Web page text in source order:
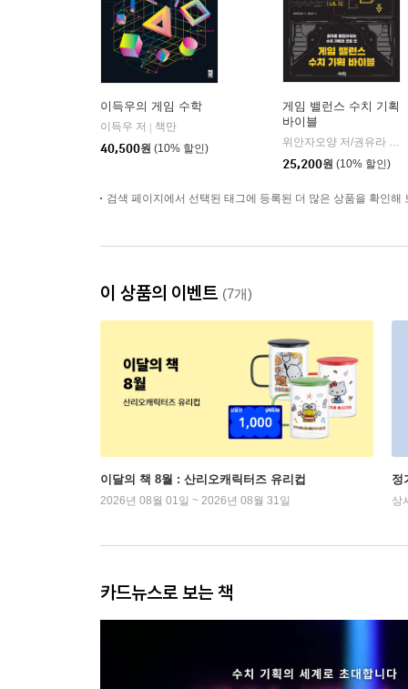
이득우의 게임 수학
이득우 저
책만
40,500원 (10% 할인)
게임 밸런스 수치 기획
바이블
위안자오양 저/권유라 역
25,200원 (10% 할인)
검색 페이지에서 선택된 태그에 등록된 더 많은 상품을 확인해
이 상품의 이벤트 (7개)
이달의 책 8월 : 산리오캐릭터즈 유리컵
2026년 08월 01일 ~ 2026년 08월 31일
정
상
카드뉴스로 보는 책